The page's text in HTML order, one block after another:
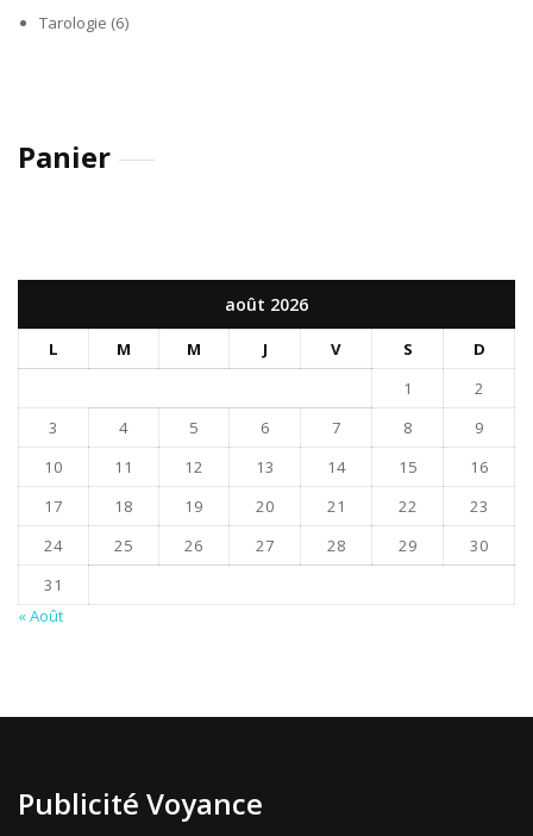
Tarologie (6)
Panier
août 2026
L M M J V S
D
1
2
3
4 5 6 7 8
9
10
11 12 13 14 15
16
17
18 19 20 21 22
23
24
25 26 27 28 29
30
31
« Août
Publicité Voyance